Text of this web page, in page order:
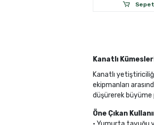
Kanatlı
Kanatlı
ekipmanları
düşürerek büyüme
Öne Çıkan